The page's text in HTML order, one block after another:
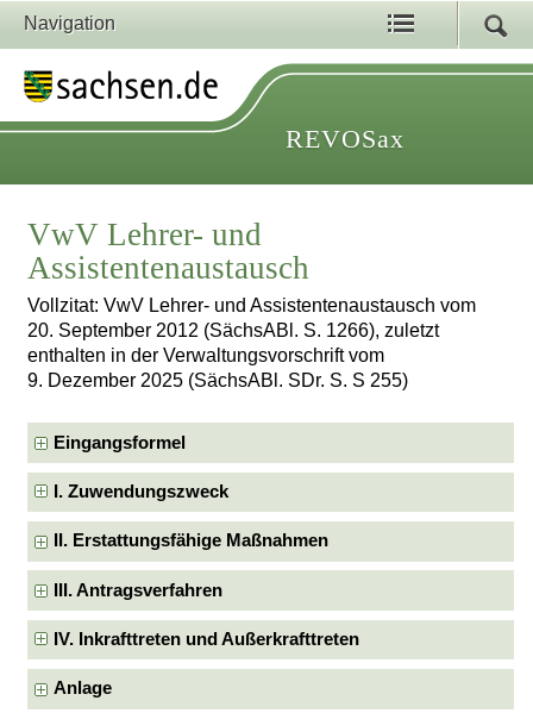
Navigation
REVOSax
VwV Lehrer- und
Assistentenaustausch
Vollzitat: VwV Lehrer- und Assistentenaustausch vom
20. September 2012 (SächsABl. S. 1266), zuletzt
enthalten in der Verwaltungsvorschrift vom
9. Dezember 2025 (SächsABl. SDr. S. S 255)
Eingangsformel
I. Zuwendungszweck
II. Erstattungsfähige Maßnahmen
III. Antragsverfahren
IV. Inkrafttreten und Außerkrafttreten
Anlage